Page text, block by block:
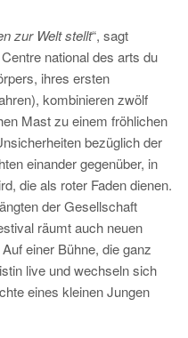
zur Welt stellt“, sagt
national des arts du
ihres ersten
kombinieren zwölf
Mast zu einem fröhlichen
bezüglich der
einander gegenüber, in
die als roter Faden dienen.
der Gesellschaft
räumt auch neuen
einer Bühne, die ganz
live und wechseln sich
eines kleinen Jungen